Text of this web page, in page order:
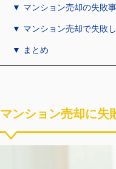
▼ マンション売却の失敗
▼ マンション売却で失敗
▼ まとめ
マンション売却に失